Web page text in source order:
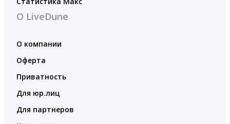
О LiveDune
О компании
Оферта
Приватность
Для юр.лиц
Для партнеров